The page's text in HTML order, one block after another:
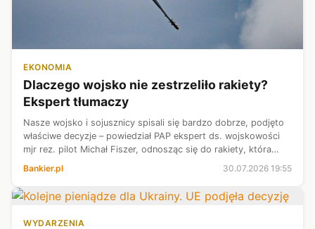
EKONOMIA
Dlaczego wojsko nie zestrzeliło rakiety?
Ekspert tłumaczy
Nasze wojsko i sojusznicy spisali się bardzo dobrze, podjęto
właściwe decyzje – powiedział PAP ekspert ds. wojskowości
mjr rez. pilot Michał Fiszer, odnosząc się do rakiety, która
o zestr...
Bankier.pl 30.07.2026 19:55
WYDARZENIA